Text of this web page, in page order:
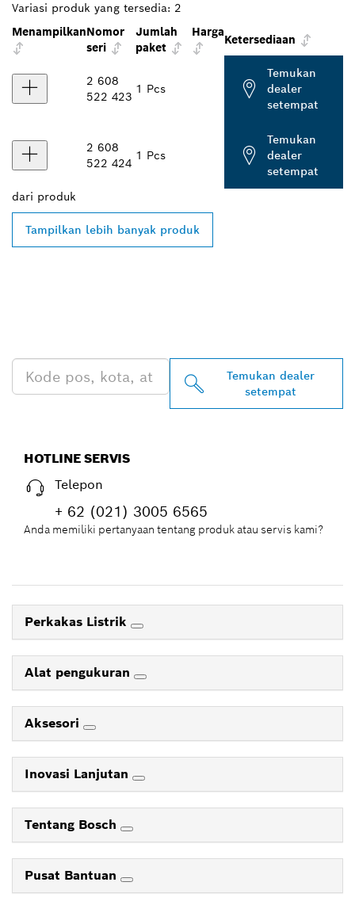
Variasi produk yang tersedia: 2
MenampilkanNomor
seri
Jumlah
paket
Harga
Ketersediaan
2 608
522 423
1 Pcs
Temukan
dealer
setempat
2 608
522 424
1 Pcs
Temukan
dealer
setempat
dari produk
Tampilkan lebih banyak produk
Temukan dealer
setempat
HOTLINE SERVIS
Telepon
+ 62 (021) 3005 6565
Anda memiliki pertanyaan tentang produk atau servis kami?
Perkakas Listrik
Alat pengukuran
Aksesori
Inovasi Lanjutan
Tentang Bosch
Pusat Bantuan